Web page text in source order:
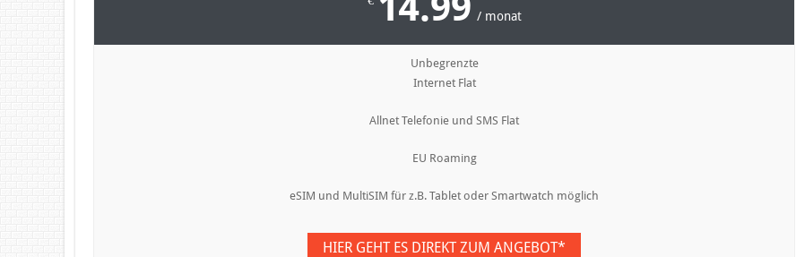
/ monat
Unbegrenzte
Internet Flat
Allnet Telefonie und SMS Flat
EU Roaming
eSIM und MultiSIM für z.B. Tablet oder Smartwatch möglich
HIER GEHT ES DIREKT ZUM ANGEBOT*